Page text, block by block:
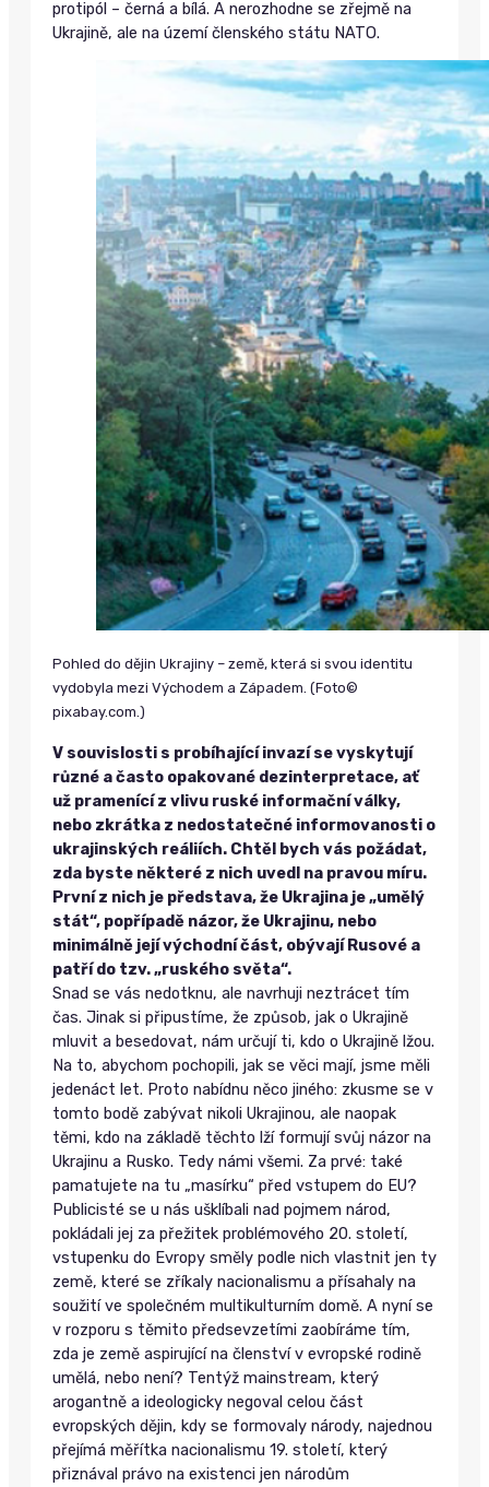
protipól – černá a bílá. A nerozhodne se zřejmě na
Ukrajině, ale na území členského státu NATO.
Pohled do dějin Ukrajiny – země, která si svou identitu
vydobyla mezi Východem a Západem. (Foto©
pixabay.com.)
V souvislosti s probíhající invazí se vyskytují
různé a často opakované dezinterpretace, ať
už pramenící z vlivu ruské informační války,
nebo zkrátka z nedostatečné informovanosti o
ukrajinských reáliích. Chtěl bych vás požádat,
zda byste některé z nich uvedl na pravou míru.
První z nich je představa, že Ukrajina je „umělý
stát“, popřípadě názor, že Ukrajinu, nebo
minimálně její východní část, obývají Rusové a
patří do tzv. „ruského světa“.
Snad se vás nedotknu, ale navrhuji neztrácet tím
čas. Jinak si připustíme, že způsob, jak o Ukrajině
mluvit a besedovat, nám určují ti, kdo o Ukrajině lžou.
Na to, abychom pochopili, jak se věci mají, jsme měli
jedenáct let. Proto nabídnu něco jiného: zkusme se v
tomto bodě zabývat nikoli Ukrajinou, ale naopak
těmi, kdo na základě těchto lží formují svůj názor na
Ukrajinu a Rusko. Tedy námi všemi. Za prvé: také
pamatujete na tu „masírku“ před vstupem do EU?
Publicisté se u nás ušklíbali nad pojmem národ,
pokládali jej za přežitek problémového 20. století,
vstupenku do Evropy směly podle nich vlastnit jen ty
země, které se zříkaly nacionalismu a přísahaly na
soužití ve společném multikulturním domě. A nyní se
v rozporu s těmito předsevzetími zaobíráme tím,
zda je země aspirující na členství v evropské rodině
umělá, nebo není? Tentýž mainstream, který
arogantně a ideologicky negoval celou část
evropských dějin, kdy se formovaly národy, najednou
přejímá měřítka nacionalismu 19. století, který
přiznával právo na existenci jen národům